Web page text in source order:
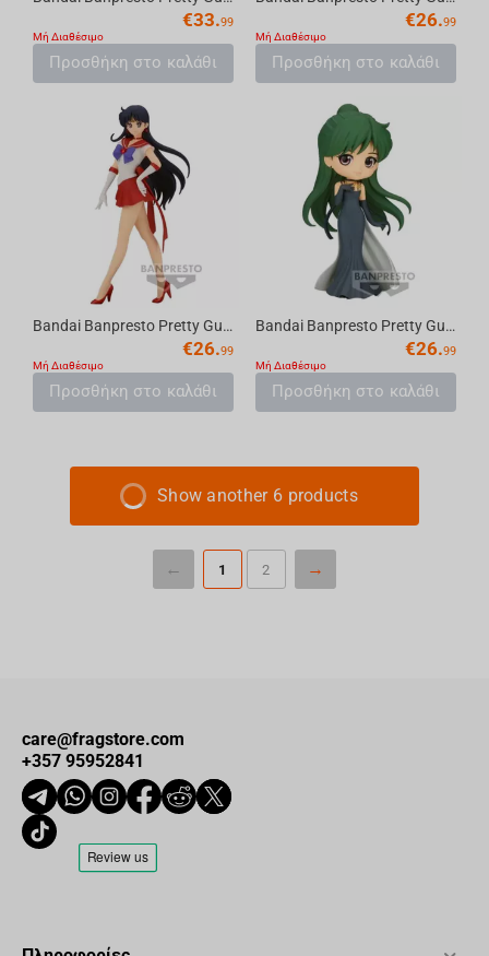
€33.99
Μή Διαθέσιμο
Προσθήκη στο καλάθι
€26.99
Μή Διαθέσιμο
Προσθήκη στο καλάθι
Bandai Banpresto Pretty Guardian Sailor Moon Eternal the Movie - Glitter & Glamours -...
€26.99
Μή Διαθέσιμο
Προσθήκη στο καλάθι
Bandai Banpresto Pretty Guardian Sailor Moon Eternal the Movie - Q posket Princess Pl...
€26.99
Μή Διαθέσιμο
Προσθήκη στο καλάθι
Show another 6 products
1 2
care@fragstore.com
+357 95952841